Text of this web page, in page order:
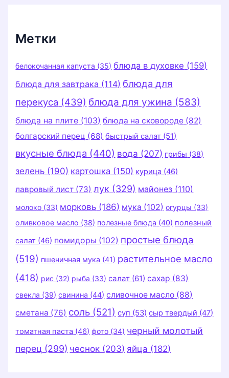
Метки
белокочанная капуста (35) блюда в духовке (159)
блюда для завтрака (114) блюда для
перекуса (439) блюда для ужина (583)
блюда на плите (103) блюда на сковороде (82)
болгарский перец (68) быстрый салат (51)
вкусные блюда (440) вода (207) грибы (38)
зелень (190) картошка (150) курица (46)
лавровый лист (73) лук (329) майонез (110)
молоко (33) морковь (186) мука (102) огурцы (33)
оливковое масло (38) полезные блюда (40) полезный
салат (46) помидоры (102) простые блюда
(519) пшеничная мука (41) растительное масло
(418) рис (32) рыба (33) салат (61) сахар (83)
свекла (39) свинина (44) сливочное масло (88)
сметана (76) соль (521) суп (53) сыр твердый (47)
томатная паста (46) фото (34) черный молотый
перец (299) чеснок (203) яйца (182)